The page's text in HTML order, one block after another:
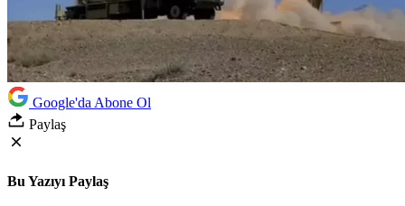
Google'da Abone Ol
Paylaş
Bu Yazıyı Paylaş